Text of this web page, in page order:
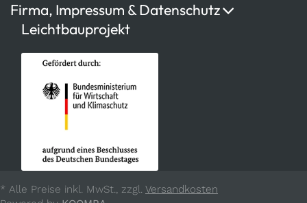
Firma, Impressum & Datenschutz
Leichtbauprojekt
* Alle Preise inkl. MwSt., zzgl. Versandkosten